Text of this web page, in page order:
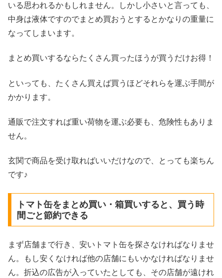
いる思われるかもしれません。しかし小さいと言っても、
中身は液体ですのでまとめ買おうとするとかなりの重量に
なってしまいます。
まとめ買いするならたくさん買ったほうが買うだけお得！
といっても、たくさん買えば買うほどそれらを運ぶ手間が
かかります。
通販で注文すれば重い荷物を運ぶ必要も、危険性もありま
せん。
玄関で商品を受け取ればいいだけなので、とっても楽ちん
です♪
トマト缶をまとめ買い・箱買いすると、買う時
間ごと節約できる
まず店舗まで行き、安いトマト缶を探さなければなりませ
ん。もし安くなければ他の店舗にもいかなければなりませ
ん。折込の広告が入っていたとしても、その店舗が遠けれ